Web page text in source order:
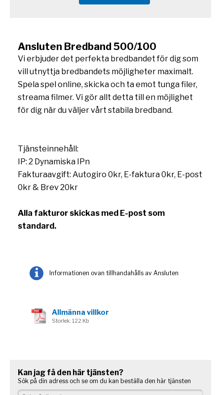
Ansluten Bredband 500/100
Vi erbjuder det perfekta bredbandet för dig som
vill utnyttja bredbandets möjligheter maximalt.
Spela spel online, skicka och ta emot tunga filer,
streama filmer. Vi gör allt detta till en möjlighet
för dig när du väljer vårt stabila bredband.
Tjänsteinnehåll:
IP: 2 Dynamiska IPn
Fakturaavgift: Autogiro 0kr, E-faktura 0kr, E-post
0kr & Brev 20kr
Alla fakturor skickas med E-post som
standard.
Informationen ovan tillhandahålls av Ansluten
Allmänna villkor
Storlek: 122 Kb
Kan jag få den här tjänsten?
Sök på din adress och se om du kan beställa den här tjänsten